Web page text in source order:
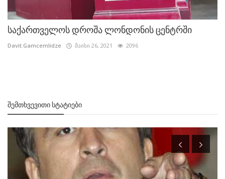
საქართველოს დროშა ლონდონის ცენტრში
Davit.Gamcemlidze მაისი 26, 2021 2096
ᲨᲔᲛᲗᲮᲕᲔᲕᲘᲗᲘ ᲡᲢᲐᲢᲘᲔᲑᲘ